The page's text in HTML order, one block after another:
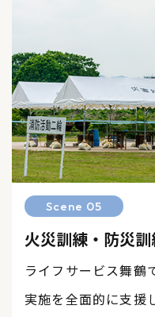
Scene 05
火災訓練・防災
ライフサービス舞鶴
実施を全面的に支援